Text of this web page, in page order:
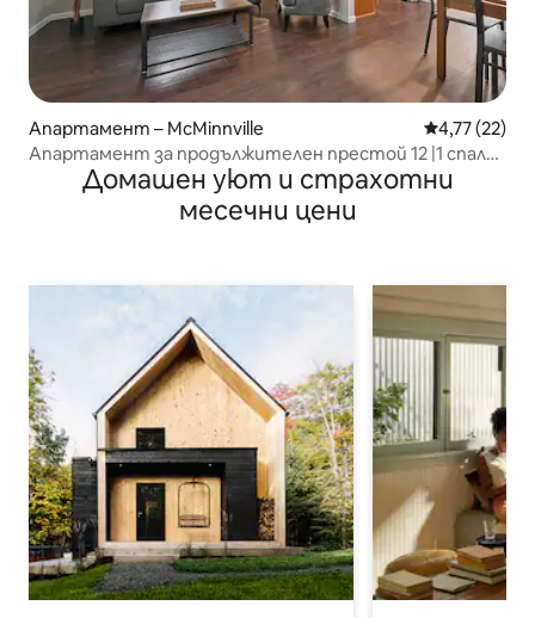
Апартамент – McMinnville Средна
4,77 (22)
Апартамент за продължителен престой 12 |1 спалня
– пълна кухня – Макминвил
Домашен уют и страхотни
месечни цени